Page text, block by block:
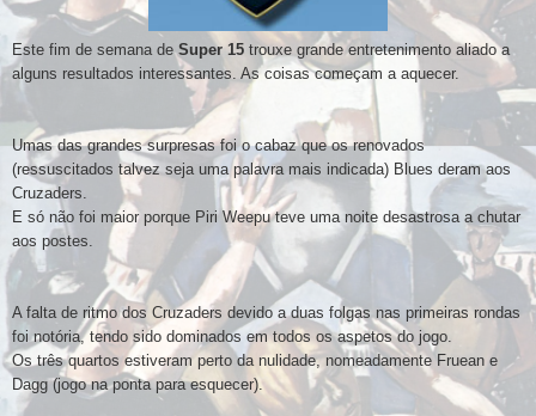
Este fim de semana deSuper 15 trouxe grande entretenimento aliado a
alguns resultados interessantes. As coisas começam a aquecer.
Umas das grandes surpresas foi o cabaz que os renovados
(ressuscitados talvez seja uma palavra mais indicada) Blues deram aos
Cruzaders.
E só não foi maior porque Piri Weepu teve uma noite desastrosa a chutar
aos postes.
A falta de ritmo dos Cruzaders devido a duas folgas nas primeiras rondas
foi notória, tendo sido dominados em todos os aspetos do jogo.
Os três quartos estiveram perto da nulidade, nomeadamente Fruean e
Dagg (jogo na ponta para esquecer).